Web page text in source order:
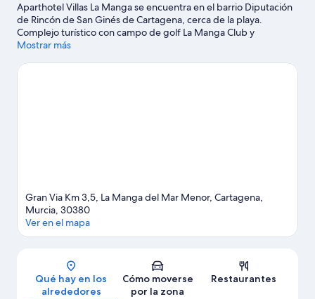
Aparthotel Villas La Manga se encuentra en el barrio Diputación
de Rincón de San Ginés de Cartagena, cerca de la playa.
Complejo turístico con campo de golf La Manga Club y
Complejo de golf Mar Menor son ideales para los que buscan
actividades como esnórquel, windsurf o vela a tu alcance, no te
Mostrar más
Gran Via Km 3,5, La Manga del Mar Menor, Cartagena,
Murcia, 30380
Ver en el mapa
Qué hay en los
alrededores
Cómo moverse
por la zona
Restaurantes